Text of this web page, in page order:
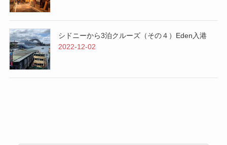
シドニーから3泊クルーズ（その４）Eden入港
2022-12-02